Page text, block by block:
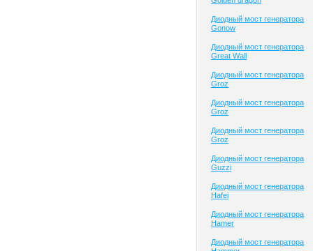
Диодный мост генератора
Gonow
Диодный мост генератора
Great Wall
Диодный мост генератора
Groz
Диодный мост генератора
Groz
Диодный мост генератора
Groz
Диодный мост генератора
Guzzi
Диодный мост генератора
Hafei
Диодный мост генератора
Hamer
Диодный мост генератора